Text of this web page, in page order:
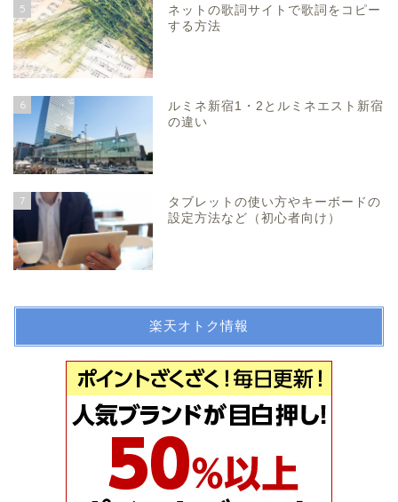
5
ネットの歌詞サイトで歌詞をコピー
する方法
6
ルミネ新宿1・2とルミネエスト新宿
の違い
7
タブレットの使い方やキーボードの
設定方法など（初心者向け）
楽天オトク情報